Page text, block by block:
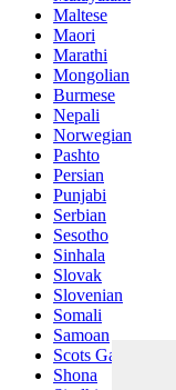
Maltese
Maori
Marathi
Mongolian
Burmese
Nepali
Norwegian
Pashto
Persian
Punjabi
Serbian
Sesotho
Sinhala
Slovak
Slovenian
Somali
Samoan
Scots Gaelic
Shona